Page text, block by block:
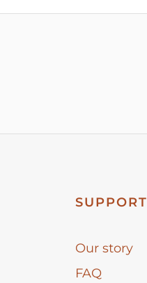
SUPPORT
Our story
FAQ